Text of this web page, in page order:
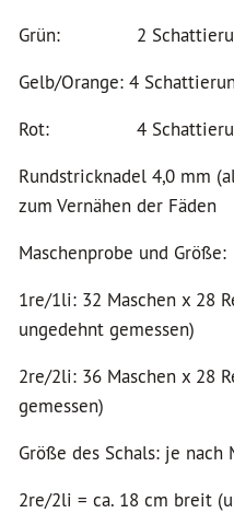
Grün: 2
Gelb/Orange: 4
Rot: 4
Rundstricknadel 4,0 mm
zum Vernähen der Fäden
Maschenprobe und Größe:
1re/1li: 32 Maschen x 28
ungedehnt gemessen)
2re/2li: 36 Maschen x 28
gemessen)
Größe des Schals: je nach
2re/2li = ca. 18 cm breit